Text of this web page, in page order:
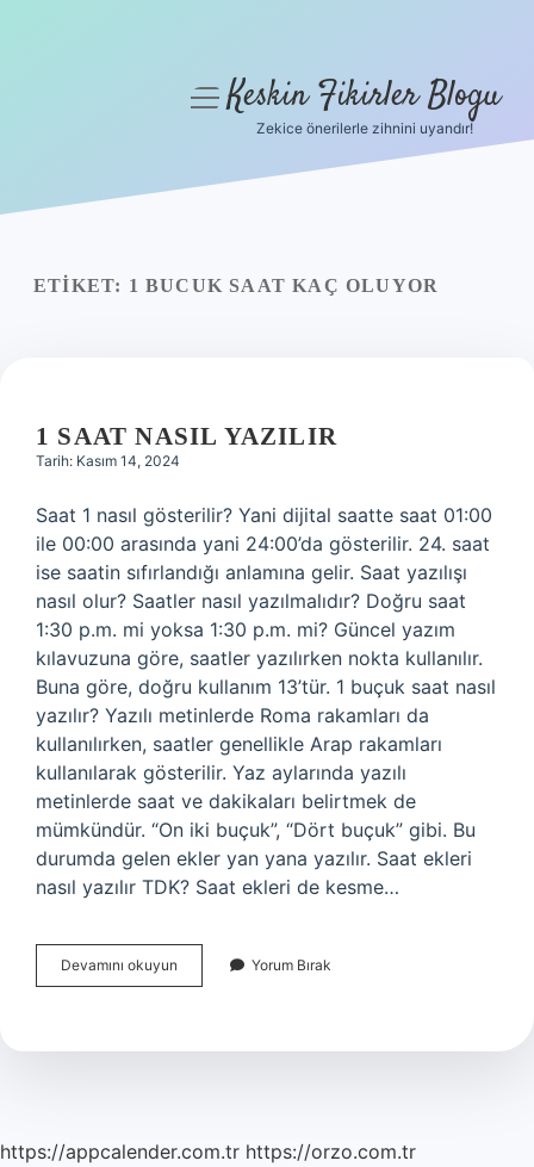
Yasal Uyarı
menüyüKeskin Fikirler Blogu
Zekice önerilerle zihnini uyandır!
ETIKET: 1 BUCUK SAAT KAÇ OLUYOR
1 SAAT NASIL YAZILIR
Tarih: Kasım 14, 2024
Saat 1 nasıl gösterilir? Yani dijital saatte saat 01:00
ile 00:00 arasında yani 24:00’da gösterilir. 24. saat
ise saatin sıfırlandığı anlamına gelir. Saat yazılışı
nasıl olur? Saatler nasıl yazılmalıdır? Doğru saat
1:30 p.m. mi yoksa 1:30 p.m. mi? Güncel yazım
kılavuzuna göre, saatler yazılırken nokta kullanılır.
Buna göre, doğru kullanım 13’tür. 1 buçuk saat nasıl
yazılır? Yazılı metinlerde Roma rakamları da
kullanılırken, saatler genellikle Arap rakamları
kullanılarak gösterilir. Yaz aylarında yazılı
metinlerde saat ve dakikaları belirtmek de
mümkündür. “On iki buçuk”, “Dört buçuk” gibi. Bu
durumda gelen ekler yan yana yazılır. Saat ekleri
nasıl yazılır TDK? Saat ekleri de kesme…
Devamını okuyun
Saat
Yorum Bırak
https://appcalender.com.tr https://orzo.com.tr